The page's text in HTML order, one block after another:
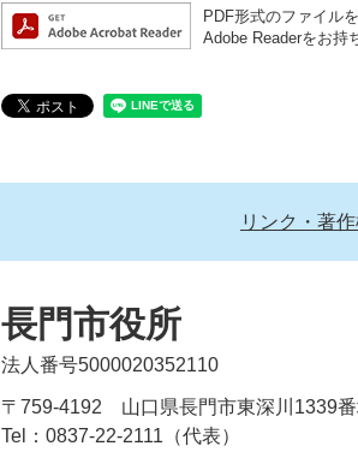
PDF形式のファイル
Adobe Readerをお持
リンク・著
長門市役所
法人番号5000020352110
〒759-4192 山口県長門市東深川1339
Tel：0837-22-2111（代表）